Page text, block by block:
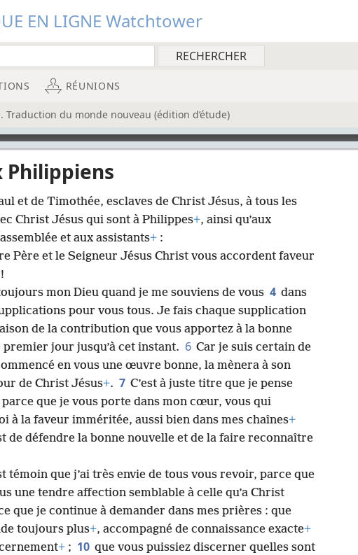
EN LIGNE Watchtower
RÉUNIONS
Traduction du monde nouveau (édition d’étude)
et de Timothée, esclaves de Christ Jésus, à tous les
Christ Jésus qui sont à Philippes+, ainsi qu’aux
et aux assistants+ :
Père et le Seigneur Jésus Christ vous accordent faveur
mon Dieu quand je me souviens de vous 4 dans
pour vous tous. Je fais chaque supplication
de la contribution que vous apportez à la bonne
jour jusqu’à cet instant. 6 Car je suis certain de
en vous une œuvre bonne, la mènera à son
de Christ Jésus+. 7 C’est à juste titre que je pense
parce que je vous porte dans mon cœur, vous qui
à la faveur imméritée, aussi bien dans mes chaînes+
de défendre la bonne nouvelle et de la faire reconnaître
témoin que j’ai très envie de tous vous revoir, parce que
une tendre affection semblable à celle qu’a Christ
que je continue à demander dans mes prières : que
toujours plus+, accompagné de connaissance exacte+
+ ; 10 que vous puissiez discerner quelles sont